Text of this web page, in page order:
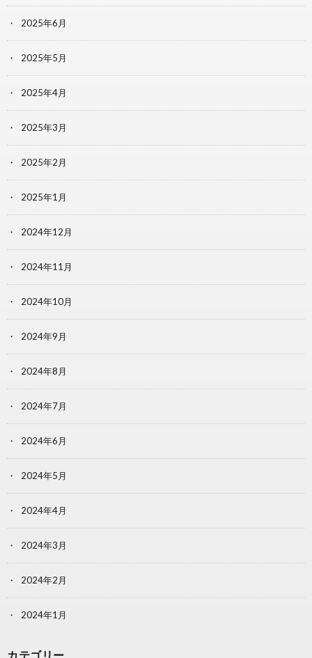
2025年6月
2025年5月
2025年4月
2025年3月
2025年2月
2025年1月
2024年12月
2024年11月
2024年10月
2024年9月
2024年8月
2024年7月
2024年6月
2024年5月
2024年4月
2024年3月
2024年2月
2024年1月
カテゴリー